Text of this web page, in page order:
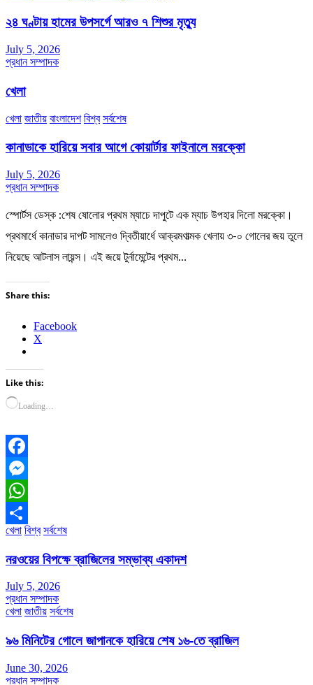
২৪ ঘণ্টায় হামের উপসর্গে আরও ৭ শিশুর মৃত্যু
July 5, 2026
প্রধান সম্পাদক
খেলা
খেলা জাতীয় বাংলাদেশ বিশ্ব সর্বশেষ
কানাডাকে হারিয়ে সবার আগে কোয়ার্টার ফাইনালে মরক্কো
July 5, 2026
প্রধান সম্পাদক
স্পোর্টস ডেস্ক :শেষ ষোলোর প্রথম ম্যাচে দাপুটে এক ম্যাচ উপহার দিলো মরক্কো।
প্রথমার্ধে কানাডার দাপট সামলেও দ্বিতীয়ার্ধে আক্রমণাত্মক খেলায় ৩-০ গোলের জয় তুলে
নিয়েছে আটলাস লায়ন্স। এই জয়ে টুর্নামেন্টের প্রথম…
Share this:
Facebook
X
Like this:
Loading…
Facebook
Messenger
WhatsApp
Share
খেলা বিশ্ব সর্বশেষ
নরওয়ের বিপক্ষে ব্রাজিলের সম্ভাব্য একাদশ
July 5, 2026
প্রধান সম্পাদক
খেলা জাতীয় সর্বশেষ
৯৬ মিনিটের গোলে জাপানকে হারিয়ে শেষ ১৬-তে ব্রাজিল
June 30, 2026
প্রধান সম্পাদক